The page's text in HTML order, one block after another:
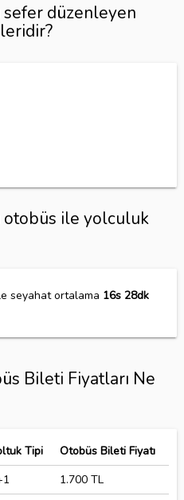
sefer düzenleyen
otobüs ile yolculuk
seyahat ortalama 16s 28dk
Bileti Fiyatları Ne
Tipi
Otobüs Bileti Fiyatı
1.700 TL